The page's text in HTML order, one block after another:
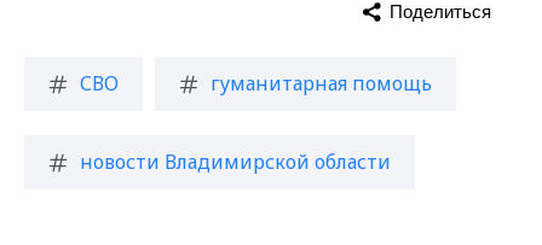
СВО гуманитарная помощь
новости Владимирской области
Поделиться